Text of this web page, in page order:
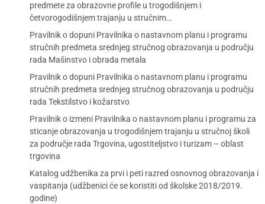
predmete za obrazovne profile u trogodišnjem i
četvorogodišnjem trajanju u stručnim…
Pravilnik o dopuni Pravilnika o nastavnom planu i programu
stručnih predmeta srednjeg stručnog obrazovanja u području
rada Mašinstvo i obrada metala
Pravilnik o dopuni Pravilnika o nastavnom planu i programu
stručnih predmeta srednjeg stručnog obrazovanja u području
rada Tekstilstvo i kožarstvo
Pravilnik o izmeni Pravilnika o nastavnom planu i programu za
sticanje obrazovanja u trogodišnjem trajanju u stručnoj školi
za područje rada Trgovina, ugostiteljstvo i turizam – oblast
trgovina
Katalog udžbenika za prvi i peti razred osnovnog obrazovanja i
vaspitanja (udžbenici će se koristiti od školske 2018/2019.
godine)